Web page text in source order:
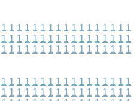
1 1 1 1 1 1 1 1 1 1 1 1 1 1 1 1 1
1 1 1 1 1 1 1 1 1 1 1 1 1 1 1 1 1
1 1 1 1 1 1 1 1 1 1 1 1 1 1 1 1 1
1 1 1 1 1 1 1 1 1 1 1 1 1 1 1 1 1
1 1 1 1 1 1 1 1 1 1 1 1 1 1 1 1 1